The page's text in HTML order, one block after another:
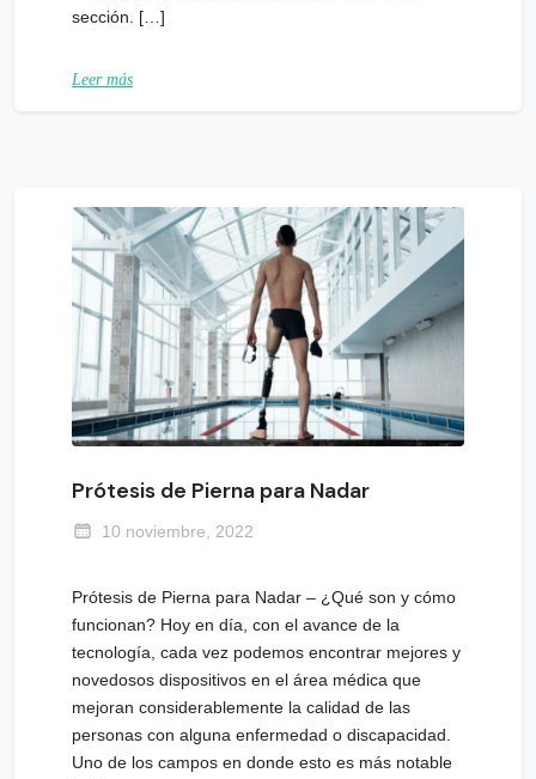
sección. […]
Leer más
Prótesis de Pierna para Nadar
10 noviembre, 2022
Prótesis de Pierna para Nadar – ¿Qué son y cómo
funcionan? Hoy en día, con el avance de la
tecnología, cada vez podemos encontrar mejores y
novedosos dispositivos en el área médica que
mejoran considerablemente la calidad de las
personas con alguna enfermedad o discapacidad.
Uno de los campos en donde esto es más notable